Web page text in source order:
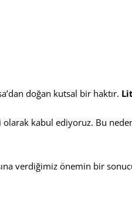
doğan kutsal bir haktır.
kabul ediyoruz. Bu
verdiğimiz önemin bir